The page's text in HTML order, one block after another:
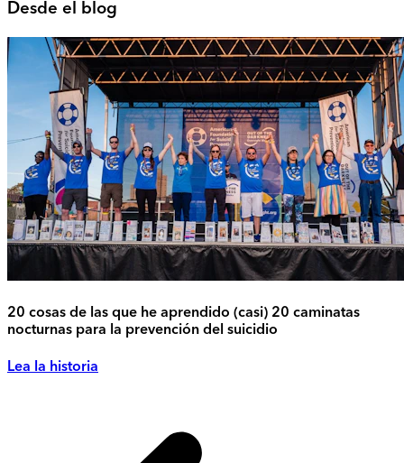
Desde el blog
20 cosas de las que he aprendido (casi) 20 caminatas
nocturnas para la prevención del suicidio
Lea la historia